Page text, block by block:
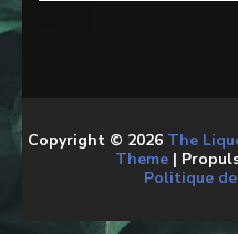
Copyright © 2026 The
Theme |
Politique